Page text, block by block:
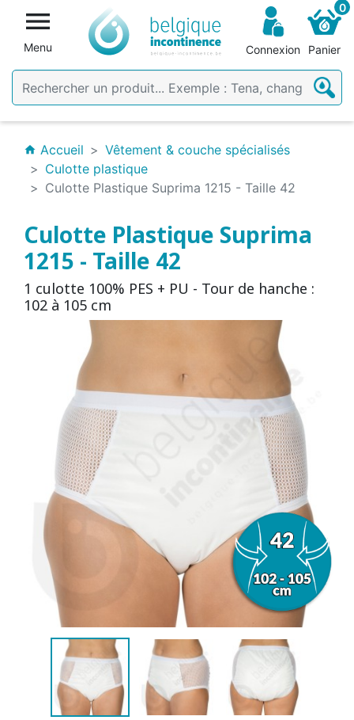

Menu Connexion
0
Panier
home Accueil
Vêtement & couche spécialisés
Culotte plastique
Culotte Plastique Suprima 1215 - Taille 42
Culotte Plastique Suprima
1215 - Taille 42
1 culotte 100% PES + PU - Tour de hanche :
102 à 105 cm